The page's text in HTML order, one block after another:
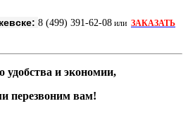
8 (499) 391-62-08 или ЗАКАЗАТЬ
удобства и экономии,
перезвоним вам!